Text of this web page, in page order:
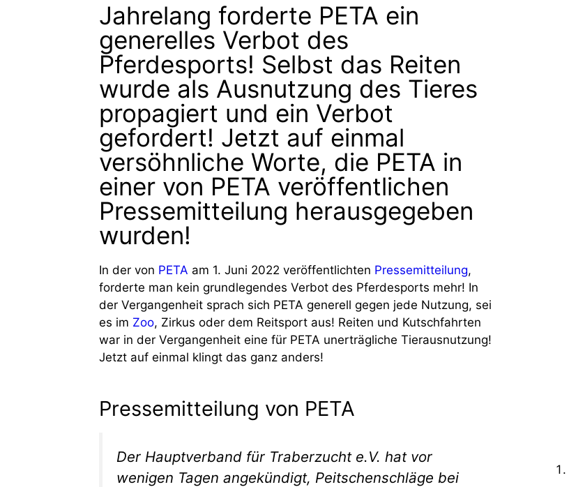
Jahrelang forderte PETA ein
generelles Verbot des
Pferdesports! Selbst das Reiten
wurde als Ausnutzung des Tieres
propagiert und ein Verbot
gefordert! Jetzt auf einmal
versöhnliche Worte, die PETA in
einer von PETA veröffentlichen
Pressemitteilung herausgegeben
wurden!
In der von PETA am 1. Juni 2022 veröffentlichten Pressemitteilung,
forderte man kein grundlegendes Verbot des Pferdesports mehr! In
der Vergangenheit sprach sich PETA generell gegen jede Nutzung, sei
es im Zoo, Zirkus oder dem Reitsport aus! Reiten und Kutschfahrten
war in der Vergangenheit eine für PETA unerträgliche Tierausnutzung!
Jetzt auf einmal klingt das ganz anders!
Pressemitteilung von PETA
Der Hauptverband für Traberzucht e.V. hat vor
wenigen Tagen angekündigt, Peitschenschläge bei